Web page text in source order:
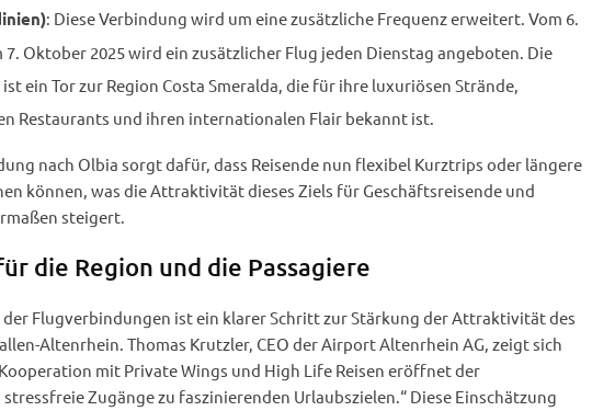
: Diese Verbindung wird um eine zusätzliche Frequenz erweitert. Vom 6.
7. Oktober 2025 wird ein zusätzlicher Flug jeden Dienstag angeboten. Die
ein Tor zur Region Costa Smeralda, die für ihre luxuriösen Strände,
Restaurants und ihren internationalen Flair bekannt ist.
nach Olbia sorgt dafür, dass Reisende nun flexibel Kurztrips oder längere
können, was die Attraktivität dieses Ziels für Geschäftsreisende und
steigert.
die Region und die Passagiere
Flugverbindungen ist ein klarer Schritt zur Stärkung der Attraktivität des
Altenrhein. Thomas Krutzler, CEO der Airport Altenrhein AG, zeigt sich
mit Private Wings und High Life Reisen eröffnet der
Zugänge zu faszinierenden Urlaubszielen.“ Diese Einschätzung